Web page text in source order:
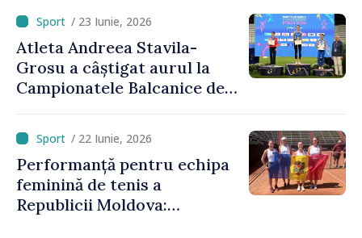
de bronz la Campionatele
Europene/ 23 Iunie, 2026
Atleta Andreea Stavila-
Grosu a câștigat aurul la
Campionatele Balcanice de
/ 22 Iunie, 2026
Performanță pentru echipa
feminină de tenis a
Republicii Moldova: